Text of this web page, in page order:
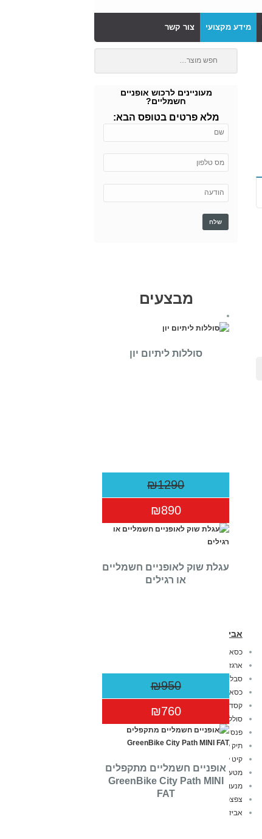
מידע מקצועי צור קשר
מעוניינים לרכוש אופניים
חשמליים?
מלא פרטים בטופס הבא:
מבצעים
סוללות ליתיום יון
₪1290
₪890
עגלת שוק לאופניים חשמליים
או רגילים
₪950
₪760
אופניים חשמליים ‏מתקפלים
GreenBike City Path MINI
FAT
אביזרים לאופניים חשמליות
כסא לאופניים
ארגז לאופניים חשמליות
סבל לאופניים
כסא אופניים לתינוק
קסדה לאופניים
סוללה לאופניים חשמליות
פנס לאופניים
תיק לאופניים
קיט לאופניים חשמליות
מטען לאופניים חשמליות
מנעול לאופניים חשמליים
צפצפה לאופניים
אביזרים כללי